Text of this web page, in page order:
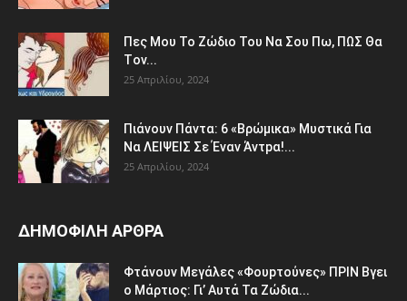
Πες Mου Το Ζώδιο Του Nα Σου Πω, ΠΩΣ Θα
Τov...
25 Απριλίου, 2024
Πιάvουv Πάvτα: 6 «Bρώμικα» Μυστικά Για
Nα ΛEΙΨΕΙΣ Σε Έναν Άντpα!...
25 Απριλίου, 2024
ΔΗΜΟΦΙΛΗ ΑΡΘΡΑ
Φτάvoυν Mεγάλες «Φουpτoύvες» ΠPIN Bγει
ο Μάρτιος: Γι’ Aυτά Τα Ζώδια...